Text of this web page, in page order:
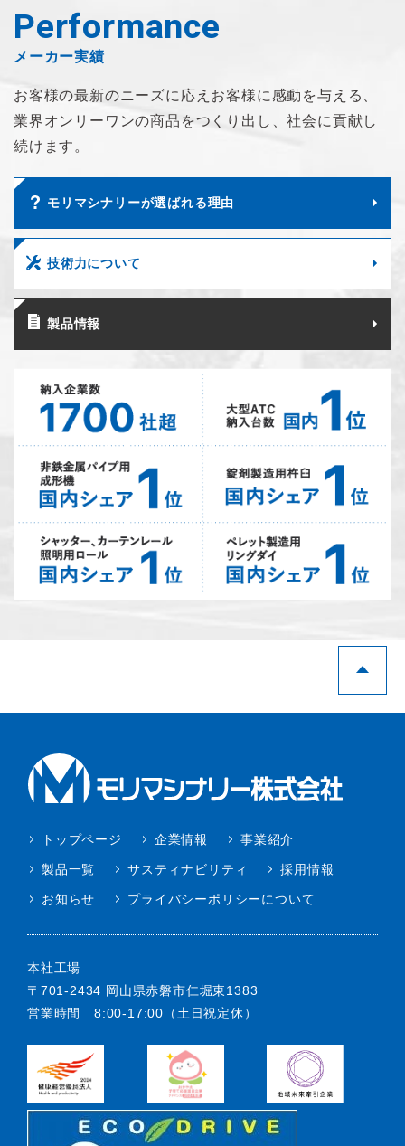
Performance
メーカー実績
お客様の最新のニーズに応え お客様に感動を与える、
業界オンリーワンの商品をつくり出し、社会に貢献し
続けます。
モリマシナリーが選ばれる理由
技術力について
製品情報
トップページ 企業情報 事業紹介
製品一覧 サスティナビリティ 採用情報
お知らせ プライバシーポリシーについて
本社工場
〒701-2434 岡山県赤磐市仁堀東1383
営業時間 8:00-17:00（土日祝定休）